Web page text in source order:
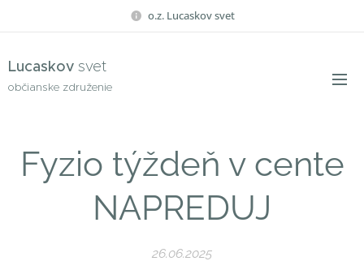
o.z. Lucaskov svet
Lucaskov svet
občianske združenie
Fyzio týždeň v cente
NAPREDUJ
26.06.2025